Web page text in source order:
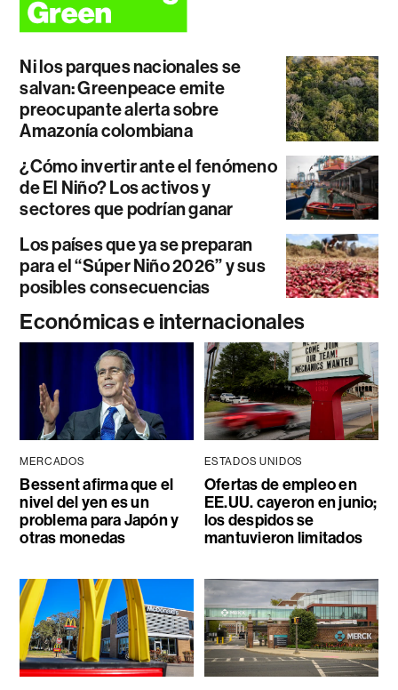
Ni los parques nacionales se
salvan: Greenpeace emite
preocupante alerta sobre
Amazonía colombiana
¿Cómo invertir ante el fenómeno
de El Niño? Los activos y
sectores que podrían ganar
Los países que ya se preparan
para el “Súper Niño 2026” y sus
posibles consecuencias
Económicas e internacionales
MERCADOS
Bessent afirma que el
nivel del yen es un
problema para Japón y
otras monedas
ESTADOS UNIDOS
Ofertas de empleo en
EE.UU. cayeron en junio;
los despidos se
mantuvieron limitados